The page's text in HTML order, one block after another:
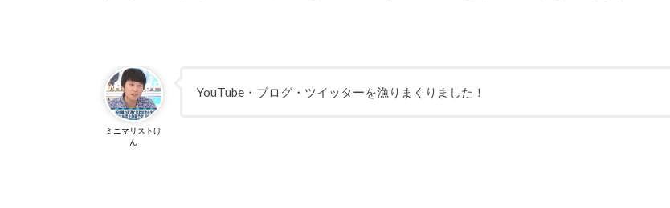
ミニマリストけ
ん
YouTube・ブログ・ツイッターを漁りまくりました！